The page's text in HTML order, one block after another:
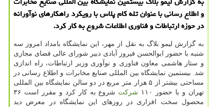
و اطلاع رسانی با عنوان تله كام پلاس با رویكرد راهكارهای نوآورانه
در حوزه ارتباطات و فناوری اطلاعات شروع به كار كرد.
به گزارش لیمو بلاگ به نقل از مهر، این نمایشگاه بامداد امروز سه
شنبه با حضور ابوالحسن فیروز آبادی دبیر شورای عالی فضای مجازی
و ستار هاشمی معاون فناوری و نوآوری وزیر ارتباطات، راه اندازی
شد. بیستمین نمایشگاه بین المللی صنایع مخابرات و اطلاع رسانی در
مساحتی بیشتر از ۵ هزار متر مربع در دو سالن نمایشگاه بین المللی
تهران و با حضور ۱۱۰
شركت
شروع به كار كرد و مقرر است ۳۶
محصول سخت افزاری در روزهای این نمایشگاه در معرض دید